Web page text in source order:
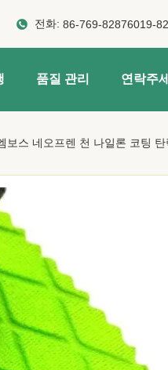
전화: 86-769-82876019-
품질 관리 연락주
보스 네오프렌 천 나일론 코팅